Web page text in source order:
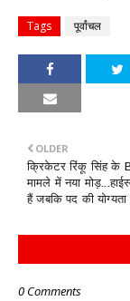
Tags पूर्वांचल
OLDER
क्रिकेटर रिंकू सिंह के
मामले में नया
हैं जबकि पद की योग्यता
0 Comments